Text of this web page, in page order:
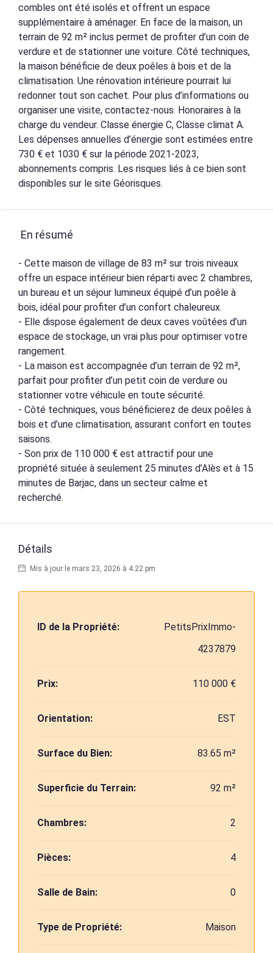
combles ont été isolés et offrent un espace
supplémentaire à aménager. En face de la maison, un
terrain de 92 m² inclus permet de profiter d’un coin de
verdure et de stationner une voiture. Côté techniques,
la maison bénéficie de deux poêles à bois et de la
climatisation. Une rénovation intérieure pourrait lui
redonner tout son cachet. Pour plus d’informations ou
organiser une visite, contactez-nous. Honoraires à la
charge du vendeur. Classe énergie C, Classe climat A.
Les dépenses annuelles d’énergie sont estimées entre
730 € et 1030 € sur la période 2021-2023,
abonnements compris. Les risques liés à ce bien sont
disponibles sur le site Géorisques.
En résumé
- Cette maison de village de 83 m² sur trois niveaux
offre un espace intérieur bien réparti avec 2 chambres,
un bureau et un séjour lumineux équipé d’un poêle à
bois, idéal pour profiter d’un confort chaleureux.
- Elle dispose également de deux caves voûtées d’un
espace de stockage, un vrai plus pour optimiser votre
rangement.
- La maison est accompagnée d’un terrain de 92 m²,
parfait pour profiter d’un petit coin de verdure ou
stationner votre véhicule en toute sécurité.
- Côté techniques, vous bénéficierez de deux poêles à
bois et d’une climatisation, assurant confort en toutes
saisons.
- Son prix de 110 000 € est attractif pour une
propriété située à seulement 25 minutes d’Alès et à 15
minutes de Barjac, dans un secteur calme et
recherché.
Détails
Mis à jour le mars 23, 2026 à 4:22 pm
ID de la Propriété:
PetitsPrixImmo-
4237879
Prix: 110 000 €
Orientation: EST
Surface du Bien: 83.65 m²
Superficie du Terrain: 92 m²
Chambres: 2
Pièces: 4
Salle de Bain: 0
Type de Propriété: Maison